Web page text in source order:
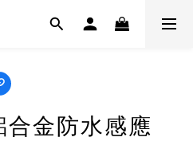
金防水感應